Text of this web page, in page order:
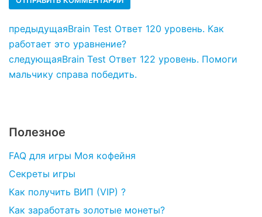
предыдущаяBrain Test Ответ 120 уровень. Как
работает это уравнение?
следующаяBrain Test Ответ 122 уровень. Помоги
мальчику справа победить.
Полезное
FAQ для игры Моя кофейня
Секреты игры
Как получить ВИП (VIP) ?
Как заработать золотые монеты?